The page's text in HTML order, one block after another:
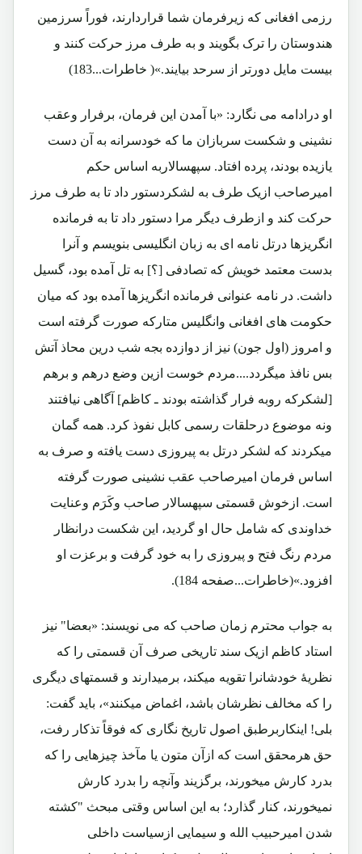
رزمی افغانی که زیرفرمان شما قراردارند، فوراً سرزمین
هندوستان را ترک بگویند و به طرف مرز حرکت کنند و
بیست مایل دورتر از سرحد بیایند.»( خاطرات...183)
او درادامه می نگارد: «با آمدن این فرمان، برفرار وعقب
نشینی و شکست سربازان ما که خودسرانه به آن دست
یازیده بودند، پرده افتاد. سپهسالاربه اساس حکم
امیرصاحب ازیک طرف به لشکردستور داد تا به طرف مرز
حرکت کند و ازطرف دیگر مرا دستور داد تا به فرمانده
انگریزها درتل نامه ای به زبان انگلیسی بنویسم و آنرا
بدست معتمد خویش که تصادفی [؟] به تل آمده بود، گسیل
داشت. در نامه عنوانی فرمانده انگریزها آمده بود که میان
حکومت های افغانی وانگلیس متارکه صورت گرفته است
و امروز (اول جون) نیز از دوازده بجه شب درین محاذ آتش
بس نافذ میگردد....مردم خوست ازین وضع درهم و برهم
[لشکرکه روبه فرار گذاشته بودند ـ کاظم] آگاهی نیافتند
ونه موضوع درحلقات رسمی کابل نفوذ کرد. همه گمان
میکردند که لشکر درتل به پیروزی دست یافته و صرف به
اساس فرمان امیرصاحب عقب نشینی صورت گرفته
است. ازخوش قسمتی سپهسالار صاحب وکَرَم وعنایت
خداوندی که شامل حال او گردید، این شکست درانظار
مردم رنگ فتح و پیروزی را به خود گرفت و برعزت او
افزود.»(خاطرات...صفحه 184).
به جواب محترم زمان صاحب که می نویسند: «بعضا" نیز
استاد کاظم ازیک سند تاریخی صرف آن قسمتی را که
نظریۀ خودشانرا تقویه میکند، برمیدارند و قسمتهای دیگری
را که مخالف نظرشان باشد، اغماض میکنند»، باید گفت:
بلی! اینکاربرطبق اصول تاریخ نگاری که فوقاً تذکار رفت،
حق هرمحقق است که ازآن متون یا مآخذ چیزهایی را که
بدرد کارش میخورند، برگزیند وآنچه را بدرد کارش
نمیخورند، کنار گذارد؛ به این اساس وقتی مبحث "کشته
شدن امیرحبیب الله و سیمایی ازسیاست داخلی